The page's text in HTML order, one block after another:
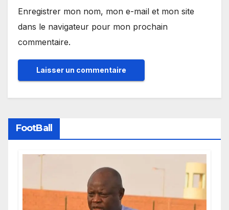
Enregistrer mon nom, mon e-mail et mon site
dans le navigateur pour mon prochain
commentaire.
FootBall